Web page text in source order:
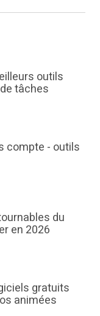
outils
tâches
compte - outils
du
en 2026
gratuits
animées